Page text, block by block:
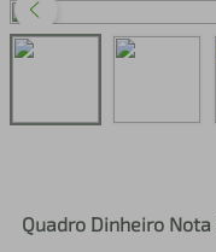
Quadro Dinheiro
perfume